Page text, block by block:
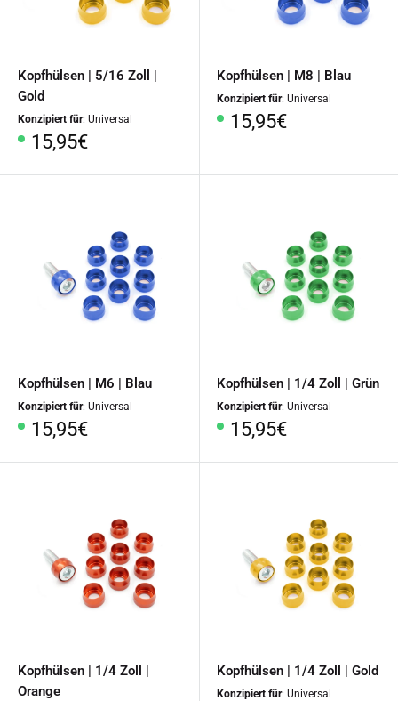
Kopfhülsen | 5/16 Zoll |
Gold
Konzipiert für: Universal
Sonderpreis
15,95€
Kopfhülsen | M8 | Blau
Konzipiert für: Universal
Sonderpreis
15,95€
Kopfhülsen | M6 | Blau
Konzipiert für: Universal
Sonderpreis
15,95€
Kopfhülsen | 1/4 Zoll | Grün
Konzipiert für: Universal
Sonderpreis
15,95€
Kopfhülsen | 1/4 Zoll |
Orange
Kopfhülsen | 1/4 Zoll | Gold
Konzipiert für: Universal